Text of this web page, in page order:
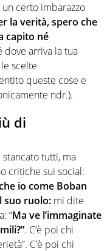
un certo imbarazzo
la verità, spero che
capito né
dove arriva la tua
scelte
queste cose e
ndr.).
di
tutti, ma
critiche sui social:
io come Boban
suo ruolo: mi dite
“Ma ve l’immaginate
. C’è poi chi
C’è poi chi